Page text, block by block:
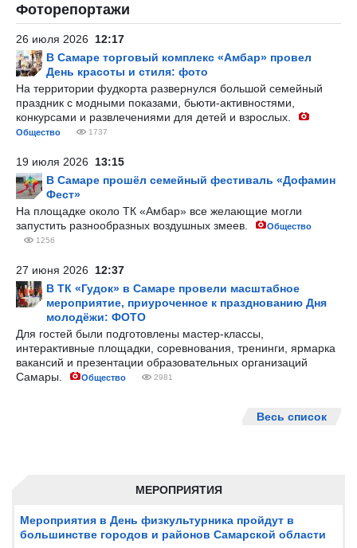
МЕРОПРИЯТИЯ
Мероприятия в День физкультурника пройдут в
большинстве городов и районов Самарской области
Фоторепортажи
26 июля 2026 12:17
В Самаре торговый комплекс «Амбар» провел
День красоты и стиля: фото
На территории фудкорта развернулся большой семейный
праздник с модными показами, бьюти-активностями,
конкурсами и развлечениями для детей и взрослых.
Общество 1737
19 июля 2026 13:15
В Самаре прошёл семейный фестиваль «Дофамин
Фест»
На площадке около ТК «Амбар» все желающие могли
запустить разнообразных воздушных змеев.
Общество
1256
27 июня 2026 12:37
В ТК «Гудок» в Самаре провели масштабное
мероприятие, приуроченное к празднованию Дня
молодёжи: ФОТО
Для гостей были подготовлены мастер-классы,
интерактивные площадки, соревнования, тренинги, ярмарка
вакансий и презентации образовательных организаций
Самары.
Общество 2981
Весь список